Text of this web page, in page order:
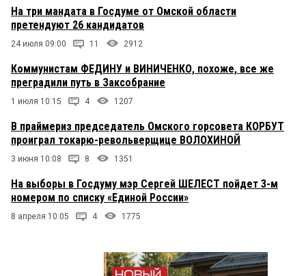
На три мандата в Госдуме от Омской области
претендуют 26 кандидатов
24 июля 09:00 11 2912
Коммунистам ФЕДИНУ и ВИНИЧЕНКО, похоже, все же
преградили путь в Заксобрание
1 июля 10:15 4 1207
В праймериз председатель Омского горсовета КОРБУТ
проиграл токарю-револьверщице ВОЛОХИНОЙ
3 июня 10:08 8 1351
На выборы в Госдуму мэр Сергей ШЕЛЕСТ пойдет 3-м
номером по списку «Единой России»
8 апреля 10:05 4 1775